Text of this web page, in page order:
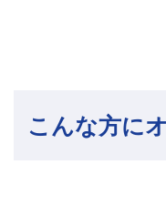
こんな方に